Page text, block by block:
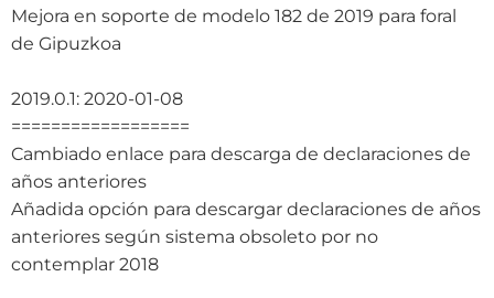
Mejora en soporte de modelo 182 de 2019 para foral
de Gipuzkoa
2019.0.1: 2020-01-08
==================
Cambiado enlace para descarga de declaraciones de
años anteriores
Añadida opción para descargar declaraciones de años
anteriores según sistema obsoleto por no
contemplar 2018